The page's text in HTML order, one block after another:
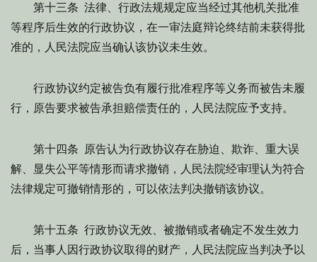
第十三条 法律、行政法规规定应当经过其他机关批准
等程序后生效的行政协议，在一审法庭辩论终结前未获得批
准的，人民法院应当确认该协议未生效。
行政协议约定被告负有履行批准程序等义务而被告未履
行，原告要求被告承担赔偿责任的，人民法院应予支持。
第十四条 原告认为行政协议存在胁迫、欺诈、重大误
解、显失公平等情形而请求撤销，人民法院经审理认为符合
法律规定可撤销情形的，可以依法判决撤销该协议。
第十五条 行政协议无效、被撤销或者确定不发生效力
后，当事人因行政协议取得的财产，人民法院应当判决予以